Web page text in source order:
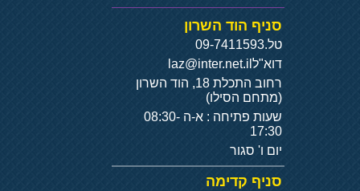
סניף הוד השרון
טל.09-7411593
דוא"ל laz@inter.net.il
רחוב התכלת 18, הוד השרון
(מתחם הסילו)
שעות פתיחה : א-ה 08:30-
17:30
יום ו' סגור
סניף קדימה